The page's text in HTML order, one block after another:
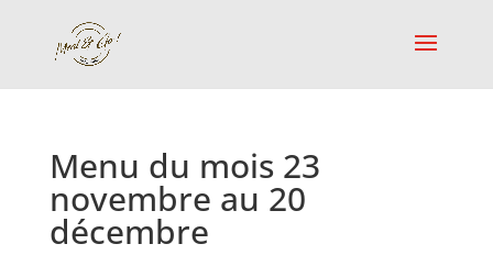
Menu du mois 23
novembre au 20
décembre